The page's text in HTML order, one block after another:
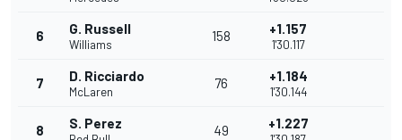
6 G. Russell
Williams
158 +1.157
1'30.117
7 D. Ricciardo
McLaren
76 +1.184
1'30.144
8 S. Perez 49 +1.227